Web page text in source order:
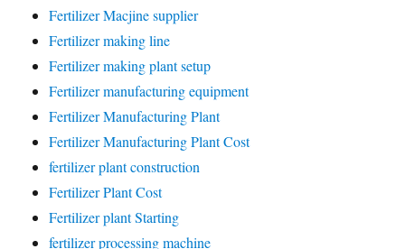
Fertilizer Macjine supplier
Fertilizer making line
Fertilizer making plant setup
Fertilizer manufacturing equipment
Fertilizer Manufacturing Plant
Fertilizer Manufacturing Plant Cost
fertilizer plant construction
Fertilizer Plant Cost
Fertilizer plant Starting
fertilizer processing machine